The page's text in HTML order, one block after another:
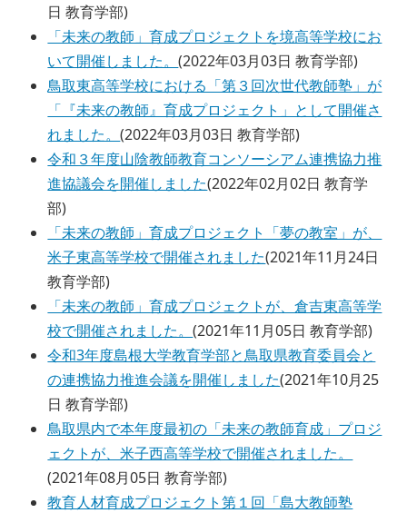
日 教育学部)
「未来の教師」育成プロジェクトを境高等学校にお
いて開催しました。(2022年03月03日 教育学部)
鳥取東高等学校における「第３回次世代教師塾」が
「『未来の教師』育成プロジェクト」として開催さ
れました。(2022年03月03日 教育学部)
令和３年度山陰教師教育コンソーシアム連携協力推
進協議会を開催しました(2022年02月02日 教育学
部)
「未来の教師」育成プロジェクト「夢の教室」が、
米子東高等学校で開催されました(2021年11月24日
教育学部)
「未来の教師」育成プロジェクトが、倉吉東高等学
校で開催されました。(2021年11月05日 教育学部)
令和3年度島根大学教育学部と鳥取県教育委員会と
の連携協力推進会議を開催しました(2021年10月25
日 教育学部)
鳥取県内で本年度最初の「未来の教師育成」プロジ
ェクトが、米子西高等学校で開催されました。
(2021年08月05日 教育学部)
教育人材育成プロジェクト第１回「島大教師塾